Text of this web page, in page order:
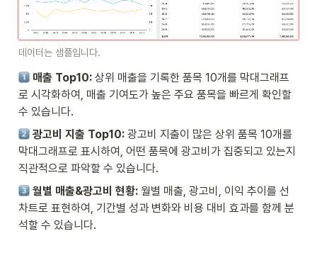
데이터는 샘플입니다.
매출 Top10: 상위 매출을 기록한 품목 10개를 막대그래프
로 시각화하여, 매출 기여도가 높은 주요 품목을 빠르게 확인할
수 있습니다.
광고비 지출 Top10: 광고비 지출이 많은 상위 품목 10개를
막대그래프로 표시하여, 어떤 품목에 광고비가 집중되고 있는지
직관적으로 파악할 수 있습니다.
월별 매출&광고비 현황: 월별 매출, 광고비, 이익 추이를 선
차트로 표현하여, 기간별 성과 변화와 비용 대비 효과를 함께 분
석할 수 있습니다.